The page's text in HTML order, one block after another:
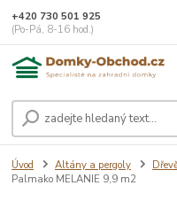
+420 730 501 925
(Po-Pá, 8-16 hod.)
Úvod Altány a pergoly
Palmako MELANIE 9,9 m2